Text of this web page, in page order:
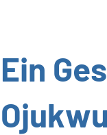
Allgemein
Ein
Ojukwu